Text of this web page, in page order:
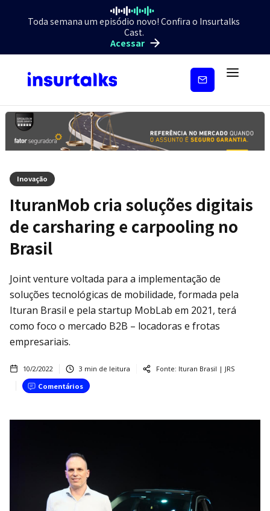
Toda semana um episódio novo! Confira o Insurtalks
Cast.
Acessar
Inscreva-
Inovação
IturanMob cria soluções digitais
de carsharing e carpooling no
Brasil
Joint venture voltada para a implementação de
soluções tecnológicas de mobilidade, formada pela
Ituran Brasil e pela startup MobLab em 2021, terá
como foco o mercado B2B – locadoras e frotas
empresariais.
10/2/2022 3 min de leitura Fonte: Ituran Brasil | JRS
Comentários